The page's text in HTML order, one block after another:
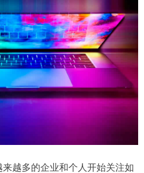
越多的企业和个人开始关注如